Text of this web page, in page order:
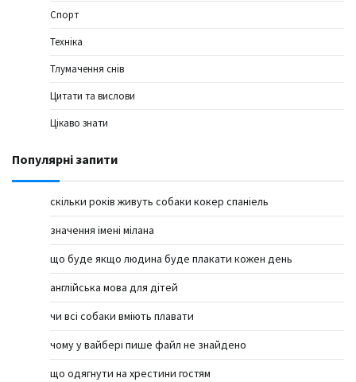
Спорт
Техніка
Тлумачення снів
Цитати та вислови
Цікаво знати
Популярні запити
скільки років живуть собаки кокер спаніель
значення імені мілана
що буде якщо людина буде плакати кожен день
англійська мова для дітей
чи всі собаки вміють плавати
чому у вайбері пише файл не знайдено
що одягнути на хрестини гостям